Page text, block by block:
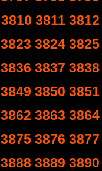
3810 3811 3812
3823 3824 3825
3836 3837 3838
3849 3850 3851
3862 3863 3864
3875 3876 3877
3888 3889 3890